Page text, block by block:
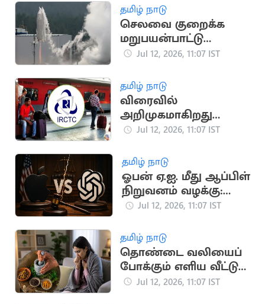
தமிழ் நாடு
செலவை குறைக்க
மறுபயன்பாட்டு
ராக்கெட்டை
சோதித்தது ஜப்பான்
Jul 12, 2026, 11:07 IST
தமிழ் நாடு
விரைவில்
அறிமுகமாகிறது
மேம்படுத்தப்பட்ட புதிய
இணையதளம்
Jul 12, 2026, 11:07 IST
தமிழ் நாடு
ஓபன் ஏ.ஐ. மீது ஆப்பிள்
நிறுவனம் வழக்கு:
காரணம் என்ன?
Jul 12, 2026, 11:07 IST
தமிழ் நாடு
தொண்டை வலியைப்
போக்கும் எளிய வீட்டு
வைத்தியங்கள்
Jul 12, 2026, 11:07 IST